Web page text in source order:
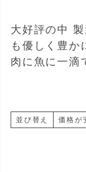
大好評の中
も優しく豊か
肉に魚に一滴
並び替え 価格が